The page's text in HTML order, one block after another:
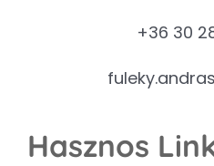
+36 30
Hasznos